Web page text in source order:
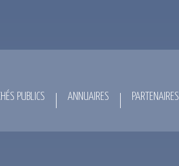
PUBLICS ANNUAIRES PARTENAIRES